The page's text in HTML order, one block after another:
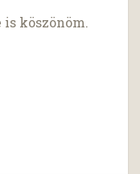
köszönöm.